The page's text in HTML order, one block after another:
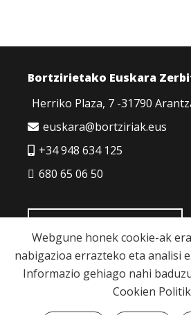
Bortzirietako Euskara
Herriko Plaza, 7 -31790
euskara@bortziriak.eus
+34 948 634 125
680 65 06 50
Webgune honek cookie-ak
nabigazioa errazteko eta analisi
Informazio gehiago nahi
Cookien